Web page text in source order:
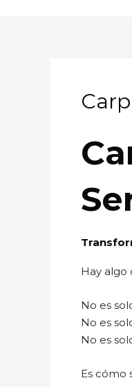
Hay
No es
No es
No es
Es cómo